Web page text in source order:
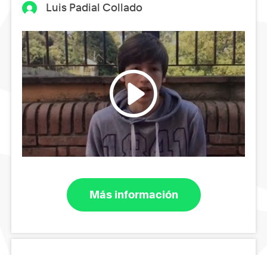
Luis Padial Collado
Más información